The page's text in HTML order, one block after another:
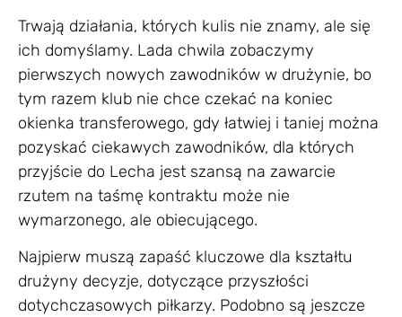
Trwają działania, których kulis nie znamy, ale się
ich domyślamy. Lada chwila zobaczymy
pierwszych nowych zawodników w drużynie, bo
tym razem klub nie chce czekać na koniec
okienka transferowego, gdy łatwiej i taniej można
pozyskać ciekawych zawodników, dla których
przyjście do Lecha jest szansą na zawarcie
rzutem na taśmę kontraktu może nie
wymarzonego, ale obiecującego.
Najpierw muszą zapaść kluczowe dla kształtu
drużyny decyzje, dotyczące przyszłości
dotychczasowych piłkarzy. Podobno są jeszcze